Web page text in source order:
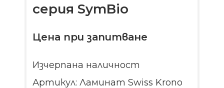
серия SymBio
Цена при запитване
Изчерпана наличност
Артикул: Ламинат Swiss Krono